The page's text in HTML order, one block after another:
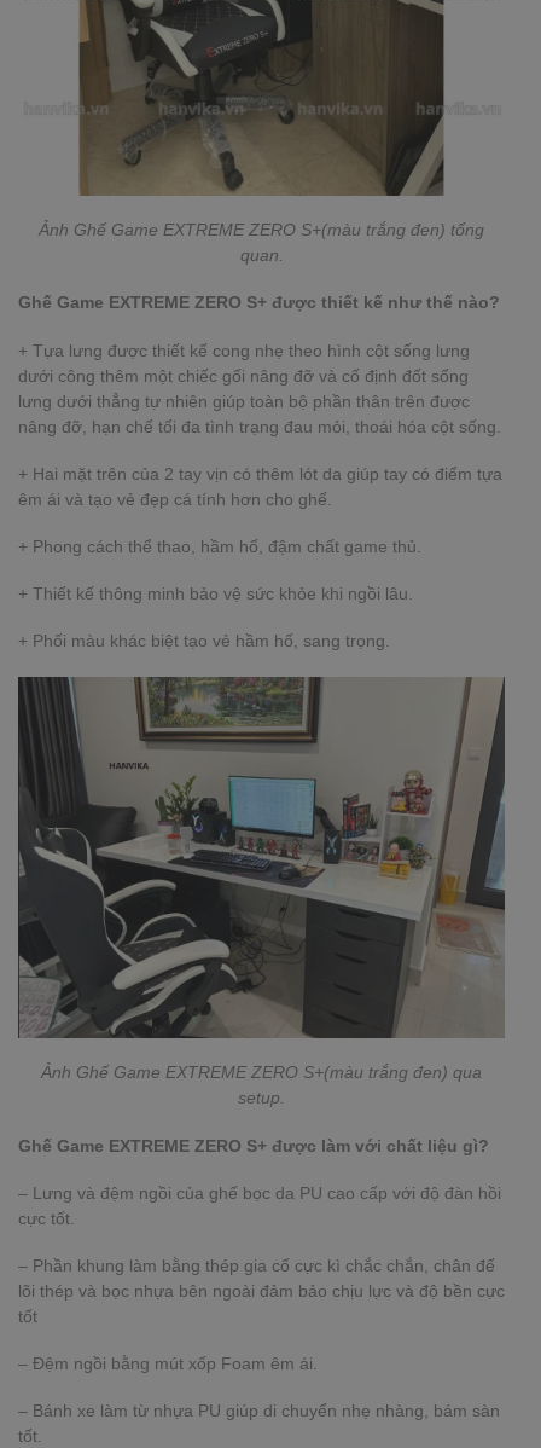
Ảnh Ghế Game EXTREME ZERO S+(màu trắng đen) tổng
quan.
Ghế Game EXTREME ZERO S+ được thiết kế như thế nào?
+ Tựa lưng được thiết kế cong nhẹ theo hình cột sống lưng
dưới công thêm một chiếc gối nâng đỡ và cố định đốt sống
lưng dưới thẳng tự nhiên giúp toàn bộ phần thân trên được
nâng đỡ, hạn chế tối đa tình trạng đau mỏi, thoái hóa cột sống.
+ Hai mặt trên của 2 tay vịn có thêm lót da giúp tay có điểm tựa
êm ái và tạo vẻ đẹp cá tính hơn cho ghế.
+ Phong cách thể thao, hầm hố, đậm chất game thủ.
+ Thiết kế thông minh bảo vệ sức khỏe khi ngồi lâu.
+ Phối màu khác biệt tạo vẻ hầm hố, sang trọng.
Ảnh Ghế Game EXTREME ZERO S+(màu trắng đen) qua
setup.
Ghế Game EXTREME ZERO S+ được làm với chất liệu gì?
– Lưng và đệm ngồi của ghế bọc da PU cao cấp với độ đàn hồi
cực tốt.
– Phần khung làm bằng thép gia cố cực kì chắc chắn, chân đế
lõi thép và bọc nhựa bên ngoài đảm bảo chịu lực và độ bền cực
tốt
– Đệm ngồi bằng mút xốp Foam êm ái.
– Bánh xe làm từ nhựa PU giúp di chuyển nhẹ nhàng, bám sàn
tốt.